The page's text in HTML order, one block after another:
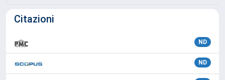
Citazioni
ND
ND